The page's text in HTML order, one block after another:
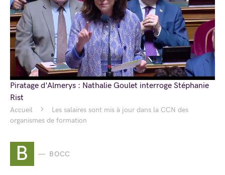
Accueil
Les salaires sont mis à jour dans la CCN des
organismes de formation
B BOCC
Piratage d'Almerys : Nathalie Goulet interroge Stéphanie
Rist